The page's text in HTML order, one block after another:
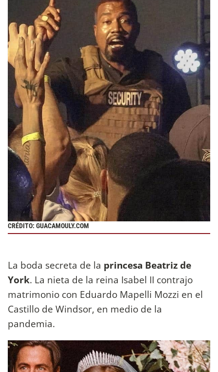
CRÉDITO: GUACAMOULY.COM
La boda secreta de la princesa Beatriz de
York. La nieta de la reina Isabel II contrajo
matrimonio con Eduardo Mapelli Mozzi en el
Castillo de Windsor, en medio de la
pandemia.